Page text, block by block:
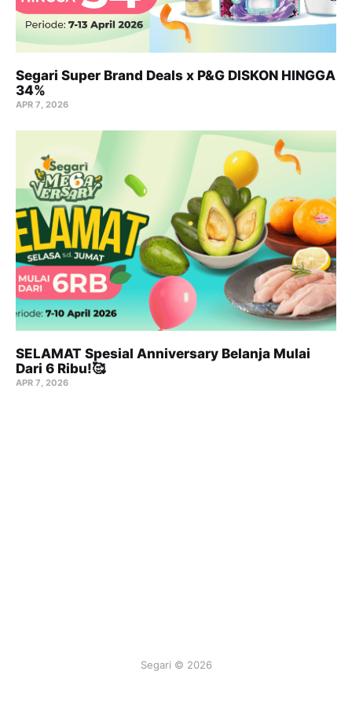
Segari Super Brand Deals x P&G DISKON HINGGA
34%
APR 7, 2026
SELAMAT Spesial Anniversary Belanja Mulai
Dari 6 Ribu!🥰
APR 7, 2026
Segari © 2026